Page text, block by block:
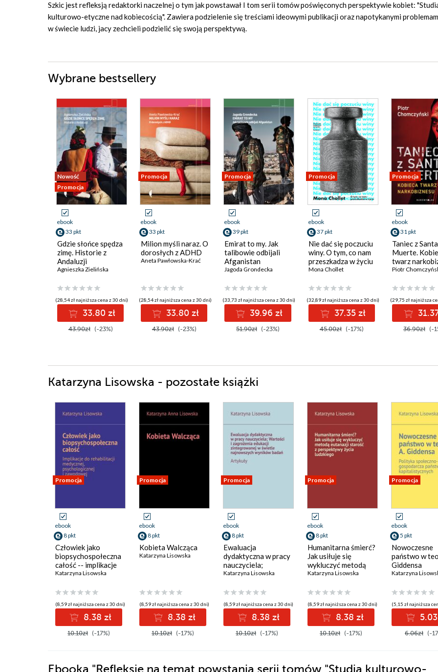
Szkic jest refleksją redaktorki naczelnej o tym jak powstawał I tom serii tomów poświęconych perspektywie kobiet:
kulturowo-etyczne nad kobiecością". Zawiera podzielenie się treściami ideowymi publikacji oraz napotykanymi
w świecie ludzi, jacy zechcieli podzielić się swoją perspektywą.
Wybrane bestsellery
Nowość
Promocja
ebook
33 pkt
Gdzie słońce spędza
zimę. Historie z
Andaluzji
Agnieszka Zielińska
(28,54 zł najniższa cena z 30 dni)
33.80 zł
43.90zł (-23%)
Promocja
ebook
33 pkt
Milion myśli naraz. O
dorosłych z ADHD
Aneta Pawłowska-Krać
(28,54 zł najniższa cena z 30 dni)
33.80 zł
43.90zł (-23%)
Promocja
ebook
39 pkt
Emirat to my. Jak
talibowie odbijali
Afganistan
Jagoda Grondecka
(33,73 zł najniższa cena z 30 dni)
39.96 zł
51.90zł (-23%)
Promocja
ebook
37 pkt
Nie dać się poczuciu
winy. O tym, co nam
przeszkadza w życiu
Mona Chollet
(32,89 zł najniższa cena z 30 dni)
37.35 zł
45.00zł (-17%)
Promocja
ebook
31 pkt
Taniec z Santa
Muerte.
twarz
Piotr
(29,75 zł najniższa
36.90zł (-
Katarzyna Lisowska - pozostałe książki
Promocja
ebook
8 pkt
Człowiek jako
biopsychospołeczna
całość -- implikacje
do rehabilitacji
psychologicznej
i zawodowej
Katarzyna Lisowska
(8,59 zł najniższa cena z 30 dni)
8.38 zł
10.10zł (-17%)
Promocja
ebook
8 pkt
Kobieta Walcząca
Katarzyna Lisowska
(8,59 zł najniższa cena z 30 dni)
8.38 zł
10.10zł (-17%)
Promocja
ebook
8 pkt
Ewaluacja
dydaktyczna w pracy
nauczyciela;
Wartości
zintegrowanej
w świetle
najnowszych
wyników badań
Katarzyna Lisowska
(8,59 zł najniższa cena z 30 dni)
8.38 zł
10.10zł (-17%)
Promocja
ebook
8 pkt
Humanitarna śmierć?
Jak usiłuje się
wykluczyć metodą
eutanazji starość
ludzkiego
Katarzyna Lisowska
(8,59 zł najniższa cena z 30 dni)
8.38 zł
10.10zł (-17%)
Promocja
ebook
5 pkt
Nowoczesne
państwo w
Giddensa
Katarzyna
(5,15 zł najniższa
6.06zł (-
Ebooka "Refleksje na temat powstania serii tomów "Studia kulturowo-